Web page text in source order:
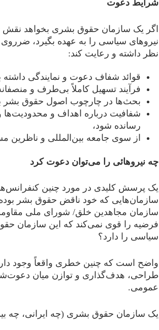
شرایط دعوت
اگر یک سازمان حقوق بشری بخواهد
نیروهای سیاسی را به عهده بگیرد،
نظر داشته و رعایت کند:
قوائد شفاف دعوت و نمایندگی داشته
فرآیند تسهیل کاملاً بی‌طرف و
بحث‌ها در چارچوب اصول حقوق بشر
شفافیت درباره اهداف و محدودیت‌ها
رسانده شود،
از سوی جامعه بین‌المللی و ناظرین
چه نیروهائی را می‌توان دعوت کرد
یک پرسش کلیدی در مورد چنین
سازمان‌هایی که خود ناقض حقوق بشر بوده
سازمان مجاهدین خلق/ شورای ملی
فرضیه را قوی نمی‌کند که این سازمان
سیاسی را دارد؟
واضح است که چنین خطری واقعاً وجود
طراحی، هدف‌گذاری و توازن میان
عمومی.
یک سازمان حقوق بشری (چه ایرانی، چه